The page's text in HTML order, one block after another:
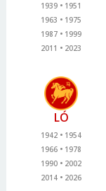
1939
1951
1963
1975
1987
1999
2011
2023
LÓ
1942
1954
1966
1978
1990
2002
2014
2026